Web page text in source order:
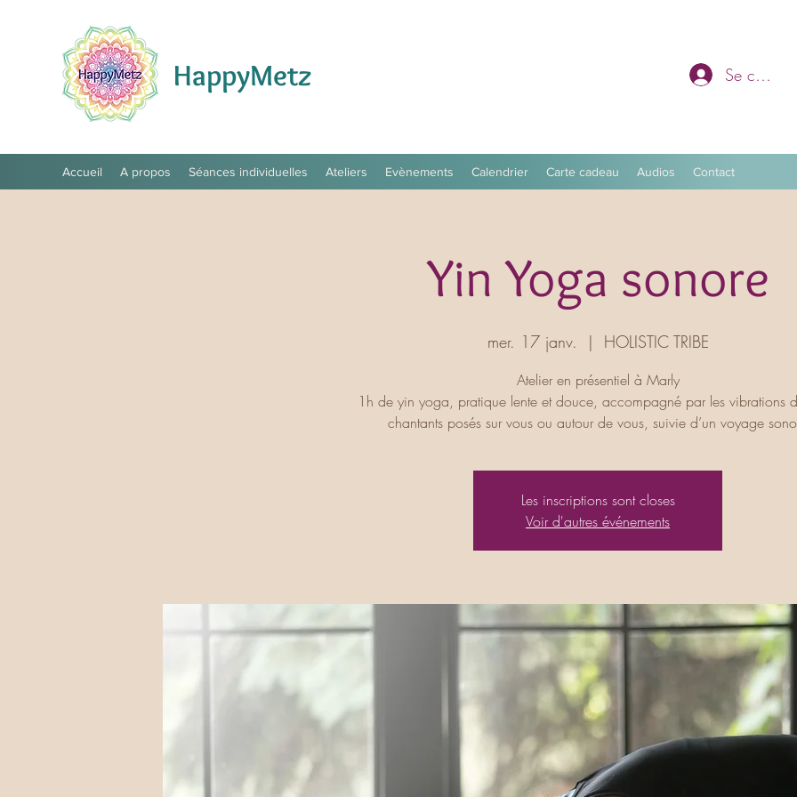
HappyMetz Se
Accueil A propos Séances individuelles Ateliers Evènements Calendrier Carte cadeau Audios Contact
Yin Yoga sonore
mer. 17 janv.
  |
HOLISTIC TRIBE
Atelier en présentiel à Marly
1h de yin yoga, pratique lente et douce, accompagné par les vibrations
chantants posés sur vous ou autour de vous, suivie d’un voyage
Les inscriptions sont closes
Voir d'autres événements